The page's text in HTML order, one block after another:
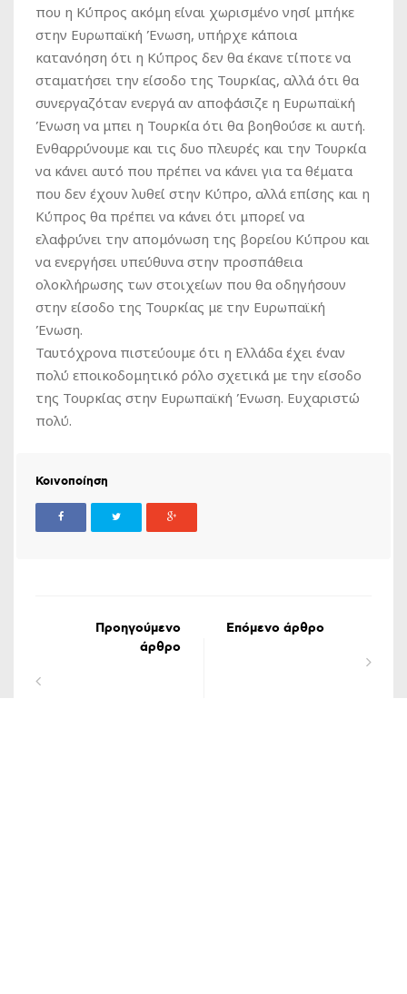
που η Κύπρος ακόμη είναι χωρισμένο νησί μπήκε
στην Ευρωπαϊκή Ένωση, υπήρχε κάποια
κατανόηση ότι η Κύπρος δεν θα έκανε τίποτε να
σταματήσει την είσοδο της Τουρκίας, αλλά ότι θα
συνεργαζόταν ενεργά αν αποφάσιζε η Ευρωπαϊκή
Ένωση να μπει η Τουρκία ότι θα βοηθούσε κι αυτή.
Ενθαρρύνουμε και τις δυο πλευρές και την Τουρκία
να κάνει αυτό που πρέπει να κάνει για τα θέματα
που δεν έχουν λυθεί στην Κύπρο, αλλά επίσης και η
Κύπρος θα πρέπει να κάνει ότι μπορεί να
ελαφρύνει την απομόνωση της βορείου Κύπρου και
να ενεργήσει υπεύθυνα στην προσπάθεια
ολοκλήρωσης των στοιχείων που θα οδηγήσουν
στην είσοδο της Τουρκίας με την Ευρωπαϊκή
Ένωση.
Ταυτόχρονα πιστεύουμε ότι η Ελλάδα έχει έναν
πολύ εποικοδομητικό ρόλο σχετικά με την είσοδο
της Τουρκίας στην Ευρωπαϊκή Ένωση. Ευχαριστώ
πολύ.
Κοινοποίηση
Προηγούμενο
άρθρο
Επόμενο άρθρο